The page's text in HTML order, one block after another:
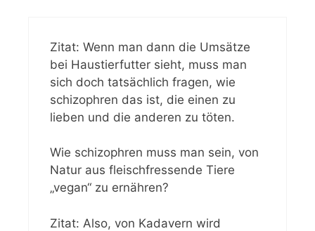
Zitat: Wenn man dann die Umsätze
bei Haustierfutter sieht, muss man
sich doch tatsächlich fragen, wie
schizophren das ist, die einen zu
lieben und die anderen zu töten.
Wie schizophren muss man sein, von
Natur aus fleischfressende Tiere
„vegan“ zu ernähren?
Zitat: Also, von Kadavern wird